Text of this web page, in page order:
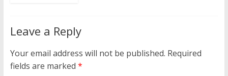
Leave a Reply
Your email address will not be published. Required
fields are marked *